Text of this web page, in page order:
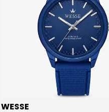
WESSE